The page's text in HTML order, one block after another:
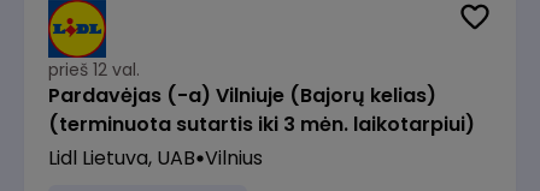
prieš 12 val.
Pardavėjas (-a) Vilniuje (Bajorų kelias)
(terminuota sutartis iki 3 mėn. laikotarpiui)
Lidl Lietuva, UAB Vilnius